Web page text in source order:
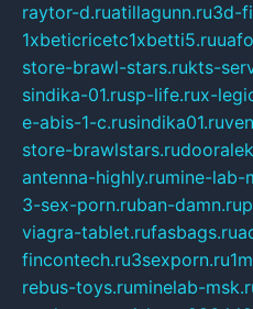
raytor-d.ruatillagunn.ru3d-
1xbeticricetc1xbetti5.ru
store-brawl-stars.rukts-
sindika-01.rusp-life.rux-
e-abis-1-c.rusindika01.ru
store-brawlstars.ru
antenna-highly.rumine-lab-
3-sex-porn.ruban-damn.ru
viagra-tablet.rufasbags.ru
fincontech.ru3sexporn.ru
rebus-toys.ruminelab-